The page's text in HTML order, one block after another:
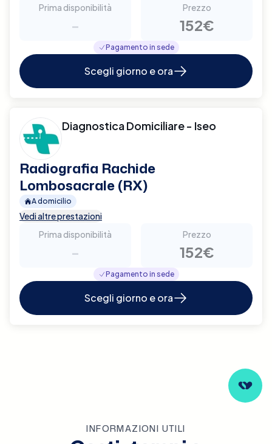
Prima disponibilità
-
Prezzo
152€
Pagamento in sede
Scegli giorno e ora
Diagnostica Domiciliare - Iseo
Radiografia Rachide
Lombosacrale (RX)
A domicilio
Vedi altre prestazioni
Prima disponibilità
-
Prezzo
152€
Pagamento in sede
Scegli giorno e ora
INFORMAZIONI UTILI